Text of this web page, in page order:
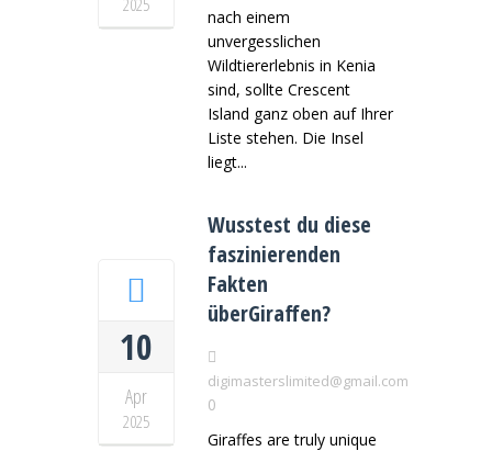
2025
nach einem
unvergesslichen
Wildtiererlebnis in Kenia
sind, sollte Crescent
Island ganz oben auf Ihrer
Liste stehen. Die Insel
liegt...
10
Apr
2025
Wusstest du diese
faszinierenden
Fakten
überGiraffen?
digimasterslimited@gmail.com
0
Giraffes are truly unique